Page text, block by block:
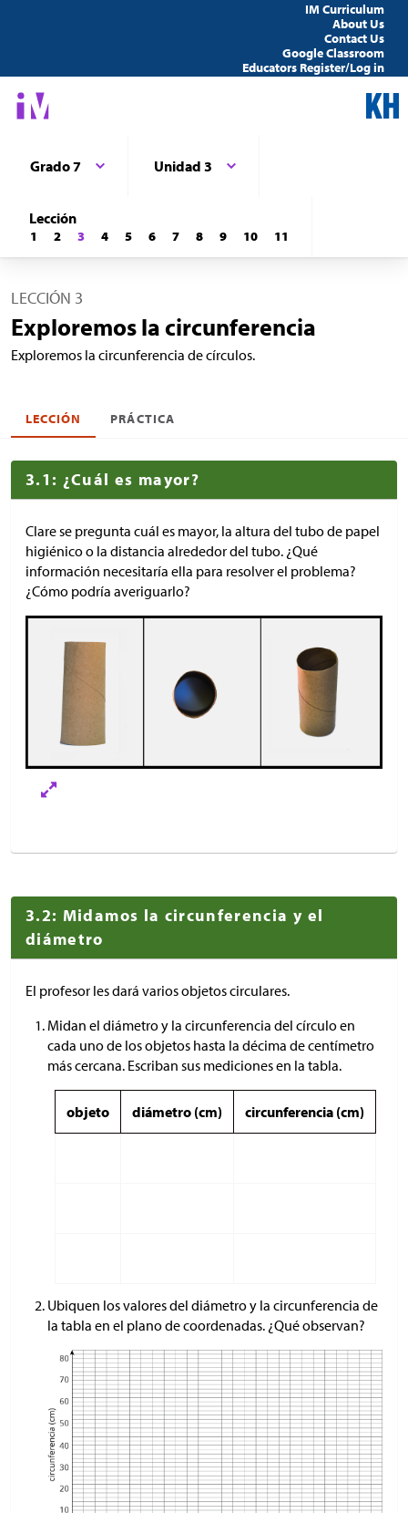
IM Curriculum
About Us
Contact Us
Google Classroom
Educators Register/Log in
Grado 7 Unidad 3
Lección
1 2 3 4 5 6 7 8 9 10 11
LECCIÓN 3
Exploremos la circunferencia
Exploremos la circunferencia de círculos.
LECCIÓN PRÁCTICA
3.1: ¿Cuál es mayor?
Clare se pregunta cuál es mayor, la altura del tubo de papel
higiénico o la distancia alrededor del tubo. ¿Qué
información necesitaría ella para resolver el problema?
¿Cómo podría averiguarlo?
3.2: Midamos la circunferencia y el
diámetro
El profesor les dará varios objetos circulares.
Midan el diámetro y la circunferencia del círculo en
cada uno de los objetos hasta la décima de centímetro
más cercana. Escriban sus mediciones en la tabla.
objeto diámetro (cm) circunferencia (cm)
Ubiquen los valores del diámetro y la circunferencia de
la tabla en el plano de coordenadas. ¿Qué observan?